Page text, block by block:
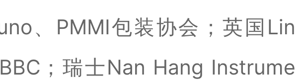
、PMMI包装协会；英国Lin
；瑞士Nan Hang Instrume